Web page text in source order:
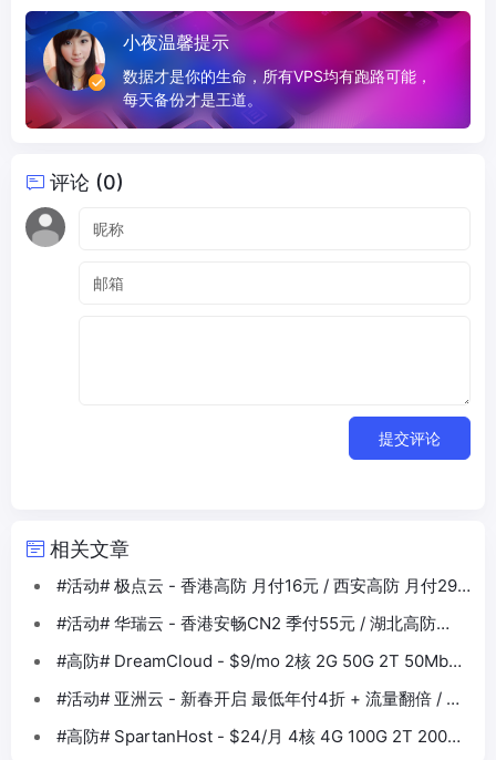
小夜温馨提示
数据才是你的生命，所有VPS均有跑路可能，
每天备份才是王道。
评论 (0)
提交评论
相关文章
#活动# 极点云 - 香港高防 月付16元 / 西安高防 月付29
#活动# 华瑞云 - 香港安畅CN2 季付55元 / 湖北高防
#高防# DreamCloud - $9/mo 2核 2G 50G 2T 50Mbps
#活动# 亚洲云 - 新春开启 最低年付4折 + 流量翻倍 / 高
#高防# SpartanHost - $24/月 4核 4G 100G 2T 200M